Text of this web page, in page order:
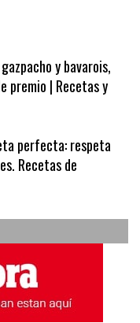
y bavarois,
| Recetas y
perfecta: respeta
Recetas de